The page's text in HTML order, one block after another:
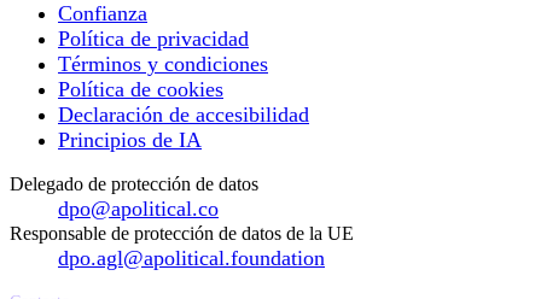
Confianza
Política de privacidad
Términos y condiciones
Política de cookies
Declaración de accesibilidad
Principios de IA
Delegado de protección de datos
dpo@apolitical.co
Responsable de protección de datos de la UE
dpo.agl@apolitical.foundation